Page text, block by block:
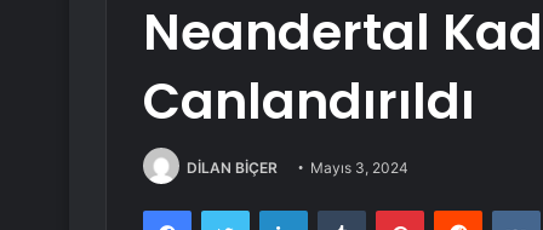
Neandertal
Canlandırıldı
DİLAN BİÇER Mayıs 3, 2024
FacebookTwitter LinkedInTumblr PinterestReddit